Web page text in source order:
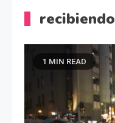
recibiendo
1 MIN READ